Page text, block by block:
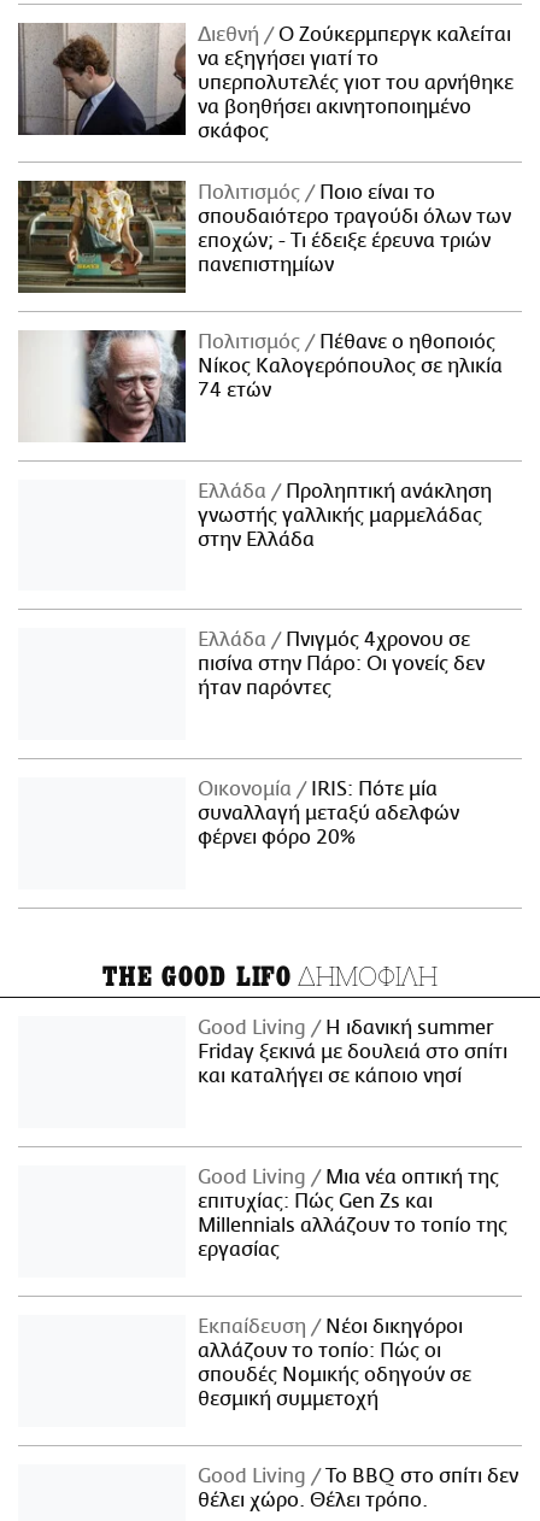
Διεθνή
Ο Ζούκερμπεργκ καλείται
να εξηγήσει γιατί το
υπερπολυτελές γιοτ του αρνήθηκε
να βοηθήσει ακινητοποιημένο
σκάφος
Πολιτισμός
Ποιο είναι το
σπουδαιότερο τραγούδι όλων των
εποχών; - Τι έδειξε έρευνα τριών
πανεπιστημίων
Πολιτισμός
Πέθανε ο ηθοποιός
Νίκος Καλογερόπουλος σε ηλικία
74 ετών
Ελλάδα
Προληπτική ανάκληση
γνωστής γαλλικής μαρμελάδας
στην Ελλάδα
Ελλάδα
Πνιγμός 4χρονου σε
πισίνα στην Πάρο: Οι γονείς δεν
ήταν παρόντες
Οικονομία
IRIS: Πότε μία
συναλλαγή μεταξύ αδελφών
φέρνει φόρο 20%
THE GOOD LIFO ΔΗΜΟΦΙΛΗ
Good Living
Η ιδανική summer
Friday ξεκινά με δουλειά στο σπίτι
και καταλήγει σε κάποιο νησί
Good Living
Μια νέα οπτική της
επιτυχίας: Πώς Gen Zs και
Millennials αλλάζουν το τοπίο της
εργασίας
Εκπαίδευση
Νέοι δικηγόροι
αλλάζουν το τοπίο: Πώς οι
σπουδές Νομικής οδηγούν σε
θεσμική συμμετοχή
Good Living
Το BBQ στο σπίτι δεν
θέλει χώρο. Θέλει τρόπο.